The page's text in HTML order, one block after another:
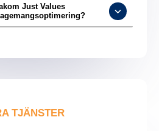
Just Values
TJÄNSTER